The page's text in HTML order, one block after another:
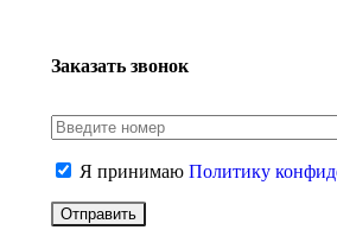
Заказать звонок
Я принимаю Политику